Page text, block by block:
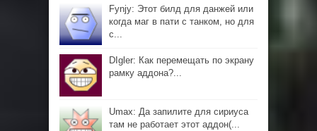
Fynjy: Этот билд для данжей или
когда маг в пати с танком, но для
с...
DIgler: Как перемещать по экрану
рамку аддона?...
Umax: Да запилите для сириуса
там не работает этот аддон(...